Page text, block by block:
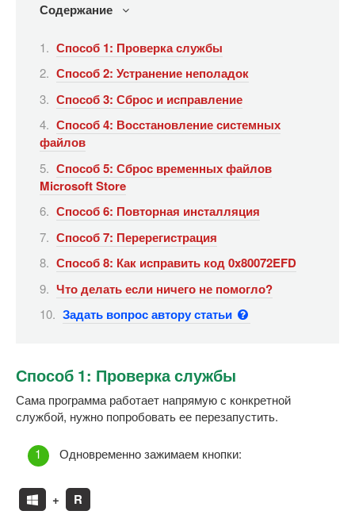
Содержание
Способ 1: Проверка службы
Способ 2: Устранение неполадок
Способ 3: Сброс и исправление
Способ 4: Восстановление системных
файлов
Способ 5: Сброс временных файлов
Microsoft Store
Способ 6: Повторная инсталляция
Способ 7: Перерегистрация
Способ 8: Как исправить код 0x80072EFD
Что делать если ничего не помогло?
Задать вопрос автору статьи
Способ 1: Проверка службы
Сама программа работает напрямую с конкретной
службой, нужно попробовать ее перезапустить.
Одновременно зажимаем кнопки:
+ R